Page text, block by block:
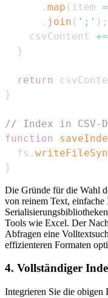
. map ( item
. join ( ';' ) ;
    csvContent
+=
}
return
}
// Index in CSV-
function
  fs
.
}
Die Gründe für die Wahl
von reinem Text,
Tools wie Excel. Der
Abfragen eine
effizienteren Formaten
4. Vollständiger
Integrieren Sie die obigen